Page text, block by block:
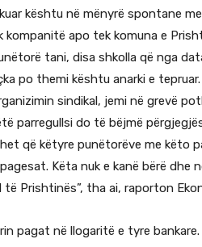
kështu në mënyrë spontane
apo tek komuna e
tani, disa shkolla që nga
po themi kështu anarki e tepruar.
sindikal, jemi në grevë
parregullsi do të bëjmë
që këtyre punëtorëve me këto
Këta nuk e kanë bërë dhe
Prishtinës”, tha ai, raporton
pagat në llogaritë e tyre bankare.